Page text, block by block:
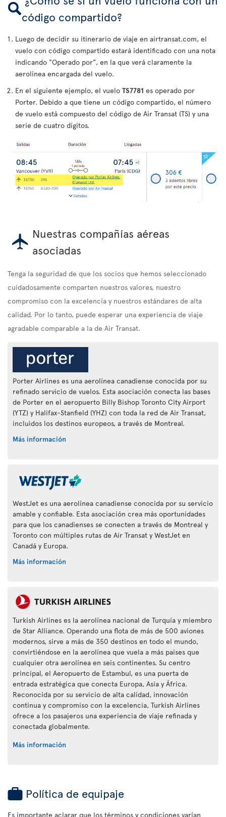
código compartido?
Luego de decidir su itinerario de viaje en airtransat.com, el
vuelo con código compartido estará identificado con una nota
indicando "Operado por", en la que verá claramente la
aerolínea encargada del vuelo.
En el siguiente ejemplo, el vuelo TS7781 es operado por
Porter. Debido a que tiene un código compartido, el número
de vuelo está compuesto del código de Air Transat (TS) y una
serie de cuatro dígitos.
Nuestras compañías aéreas
asociadas
Tenga la seguridad de que los socios que hemos seleccionado
cuidadosamente comparten nuestros valores, nuestro
compromiso con la excelencia y nuestros estándares de alta
calidad. Por lo tanto, puede esperar una experiencia de viaje
agradable comparable a la de Air Transat.
Porter Airlines es una aerolínea canadiense conocida por su
refinado servicio de vuelos. Esta asociación conecta las bases
de Porter en el aeropuerto Billy Bishop Toronto City Airport
(YTZ) y Halifax-Stanfield (YHZ) con toda la red de Air Transat,
incluidos los destinos europeos, a través de Montreal.
Más información
WestJet es una aerolínea canadiense conocida por su servicio
amable y confiable. Esta asociación crea más oportunidades
para que los canadienses se conecten a través de Montreal y
Toronto con múltiples rutas de Air Transat y WestJet en
Canadá y Europa.
Más información
Turkish Airlines es la aerolínea nacional de Turquía y miembro
de Star Alliance. Operando una flota de más de 500 aviones
modernos, sirve a más de 350 destinos en todo el mundo,
convirtiéndose en la aerolínea que vuela a más países que
cualquier otra aerolínea en seis continentes. Su centro
principal, el Aeropuerto de Estambul, es una puerta de
entrada estratégica que conecta Europa, Asia y África.
Reconocida por su servicio de alta calidad, innovación
continua y compromiso con la excelencia, Turkish Airlines
ofrece a los pasajeros una experiencia de viaje refinada y
conectada globalmente.
Más información
Política de equipaje
Es importante aclarar que los términos y condiciones varían